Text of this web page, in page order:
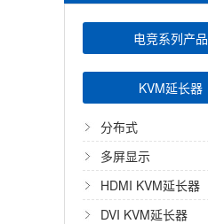
电竞系列产品
KVM延长器
分布式
多屏显示
HDMI KVM延长器
DVI KVM延长器